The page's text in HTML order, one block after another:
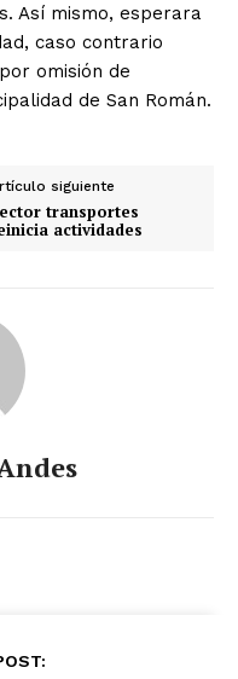
Así mismo, esperara
caso contrario
omisión de
de San Román.
siguiente
transportes
actividades